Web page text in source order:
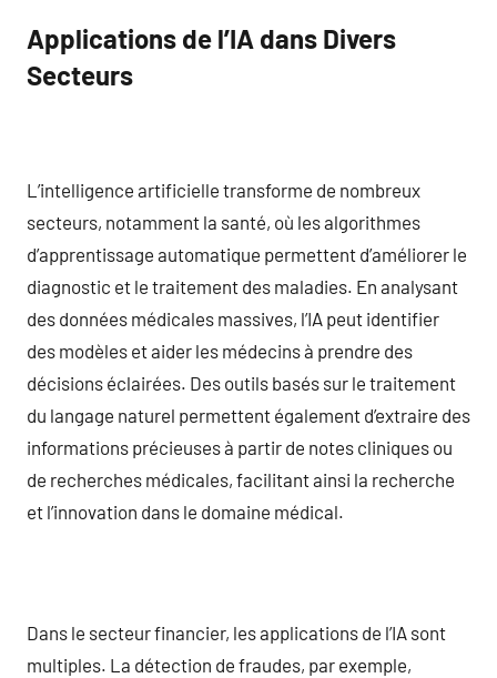
Applications de l’IA dans Divers
Secteurs
L’intelligence artificielle transforme de nombreux
secteurs, notamment la santé, où les algorithmes
d’apprentissage automatique permettent d’améliorer le
diagnostic et le traitement des maladies. En analysant
des données médicales massives, l’IA peut identifier
des modèles et aider les médecins à prendre des
décisions éclairées. Des outils basés sur le traitement
du langage naturel permettent également d’extraire des
informations précieuses à partir de notes cliniques ou
de recherches médicales, facilitant ainsi la recherche
et l’innovation dans le domaine médical.
Dans le secteur financier, les applications de l’IA sont
multiples. La détection de fraudes, par exemple,